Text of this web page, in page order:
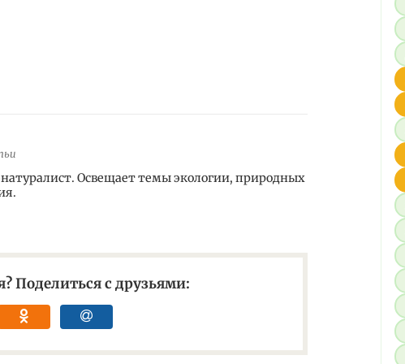
Освещает темы экологии, природных
Поделиться с друзьями: